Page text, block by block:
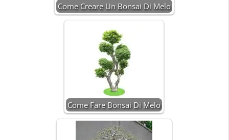
Come Creare Un Bonsai Di Melo
Come Fare Bonsai Di Melo